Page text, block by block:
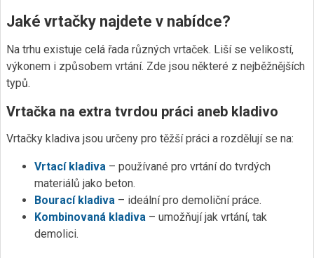
Jaké vrtačky najdete v nabídce?
Na trhu existuje celá řada různých vrtaček. Liší se velikostí,
výkonem i způsobem vrtání. Zde jsou některé z nejběžnějších
typů.
Vrtačka na extra tvrdou práci aneb kladivo
Vrtačky kladiva jsou určeny pro těžší práci a rozdělují se na:
Vrtací kladiva – používané pro vrtání do tvrdých
materiálů jako beton.
Bourací kladiva – ideální pro demoliční práce.
Kombinovaná kladiva – umožňují jak vrtání, tak
demolici.